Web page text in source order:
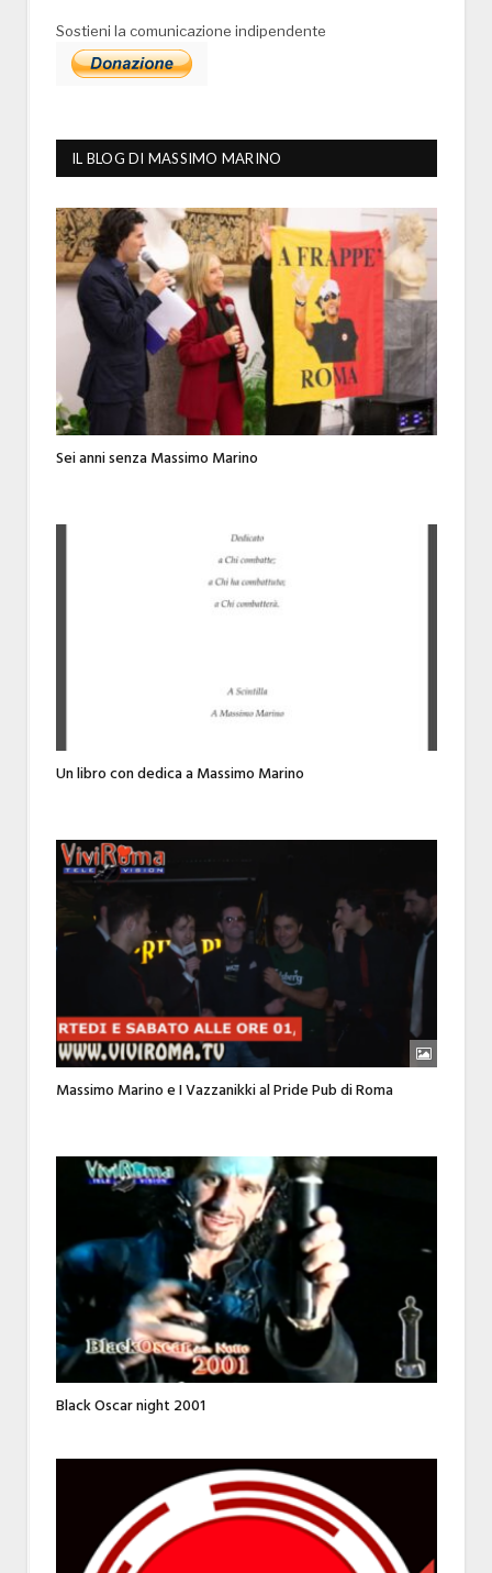
Sostieni la comunicazione indipendente
IL BLOG DI MASSIMO MARINO
Sei anni senza Massimo Marino
Un libro con dedica a Massimo Marino
Massimo Marino e I Vazzanikki al Pride Pub di Roma
Black Oscar night 2001